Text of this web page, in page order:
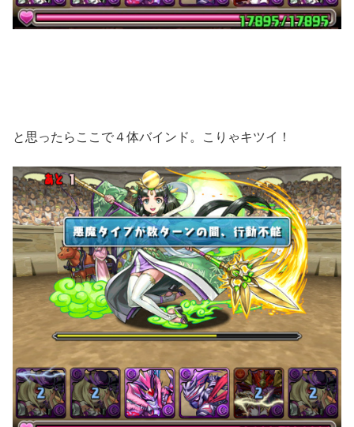
と思ったらここで４体バインド。こりゃキツイ！